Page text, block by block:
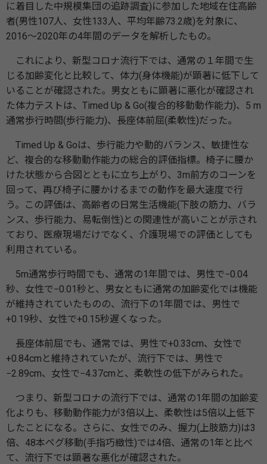
に着⽬した中規模集団の追跡調査)に参加した地域在住⾼齢
者(男性107⼈、⼥性133⼈、平均年齢73.2歳)を対象に、
2016～2020年の4年間のデータを解析したもの。
これにより、新型コロナ流⾏下では、通常の１年間で⽣
じる加齢変化と⽐較して、体⼒(⾝体機能)が顕著に低下して
いることが確認された。男⼥ともに顕著に悪化が確認され
た体⼒テストは、Timed Up & Go(複合的移動動作能⼒)、5 m
通常歩⾏時間(歩⾏能⼒)、⻑座体前屈(柔軟性)だった。
Timed Up & Goは、歩⾏能⼒や動的バランス、敏捷性な
ど、複合的な移動動作能⼒の総合的評価指標。椅⼦に腰か
けた状態から合図とともに⽴ち上がり、3m前⽅のコーンを
回って、再び椅⼦に腰かけるまでの動作を最⼤速度で⾏
う。この評価は、⾼齢者の⽇常⽣活機能(下肢の筋⼒、バラ
ンス、歩⾏能⼒、易転倒性)との関連性が⾼いことが⽰され
ており、医療現場だけでなく、介護現場での評価としても
利⽤されている。
5m通常歩⾏時間でも、通常の1年間では、男性で−0.04
秒、⼥性で−0.01秒と、男⼥ともに通常の加齢変化では機能
が維持されていたものの、流⾏下の1年間では、男性で
+0.19秒、⼥性で+0.15秒遅くなった。
⻑座体前屈でも、通常では、男性で+0.33cm、⼥性で
+0.84cmと維持されていたが、流⾏下では、男性で
−2.89cm、⼥性で−4.37cmと、柔軟性の低下がみられた。
つまり、新型コロナの流⾏下では、通常の1年間の加齢変
化よりも、移動動作能⼒が3倍以上、柔軟性は5倍以上低下
したことになる。さらに、⼥性でのみ、握⼒(上肢筋⼒)は3
倍、48本ペグ移動(⼿指巧緻性)では4倍、通常の1年と⽐べ
て、流⾏下では顕著な悪化が確認された。